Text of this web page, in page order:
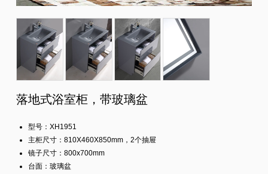
落地式浴室柜，带玻璃盆
型号：XH1951
主柜尺寸：810X460X850mm，2个抽屉
镜子尺寸：800x700mm
台面：玻璃盆